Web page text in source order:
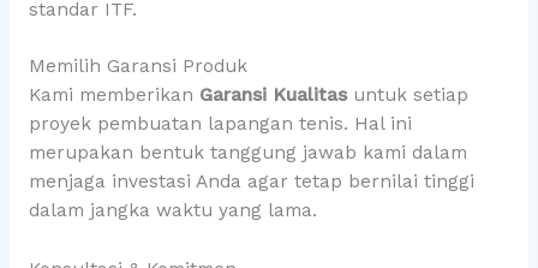
standar ITF.
Memilih Garansi Produk
Kami memberikan Garansi Kualitasuntuk setiap
proyek pembuatan lapangan tenis. Hal ini
merupakan bentuk tanggung jawab kami dalam
menjaga investasi Anda agar tetap bernilai tinggi
dalam jangka waktu yang lama.